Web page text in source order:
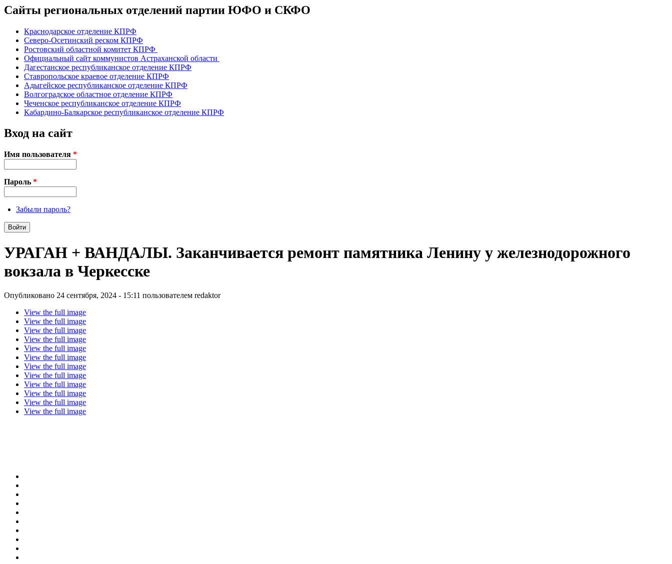
Сайты региональных отделений партии ЮФО и СКФО
Краснодарское отделение КПРФ
Северо-Осетинский реском КПРФ
Ростовский областной комитет КПРФ
Официальный сайт коммунистов Астраханской области
Дагестанское республиканское отделение КПРФ
Ставропольское краевое отделение КПРФ
Адыгейское республиканское отделение КПРФ
Волгоградское областное отделение КПРФ
Чеченское республиканское отделение КПРФ
Кабардино-Балкарское республиканское отделение КПРФ
Вход на сайт
Имя пользователя *
Пароль *
Забыли пароль?
УРАГАН + ВАНДАЛЫ. Заканчивается ремонт памятника Ленину у железнодорожного
вокзала в Черкесске
Опубликовано 24 сентября, 2024 - 15:11 пользователем redaktor
View the full image
View the full image
View the full image
View the full image
View the full image
View the full image
View the full image
View the full image
View the full image
View the full image
View the full image
View the full image